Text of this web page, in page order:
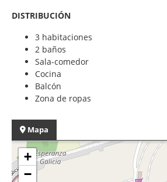
DISTRIBUCIÓN
3 habitaciones
2 baños
Sala-comedor
Cocina
Balcón
Zona de ropas
Mapa
+
−